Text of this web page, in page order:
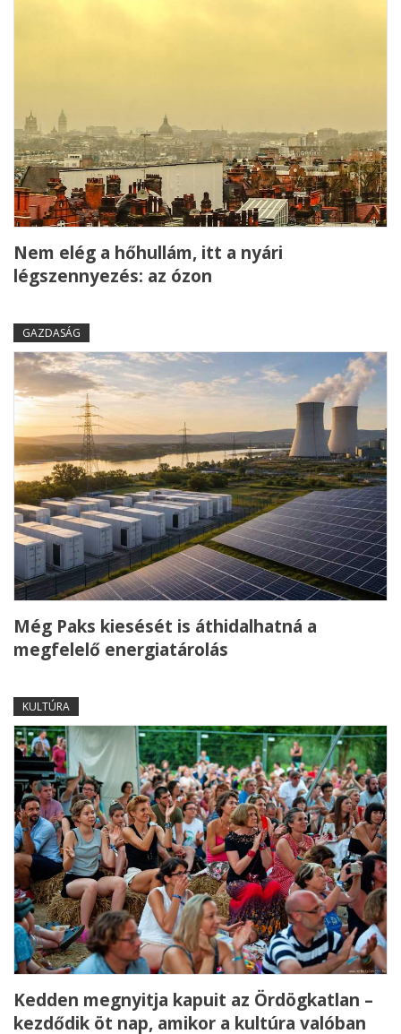
Nem elég a hőhullám, itt a nyári
légszennyezés: az ózon
GAZDASÁG
Még Paks kiesését is áthidalhatná a
megfelelő energiatárolás
KULTÚRA
Kedden megnyitja kapuit az Ördögkatlan –
kezdődik öt nap, amikor a kultúra valóban